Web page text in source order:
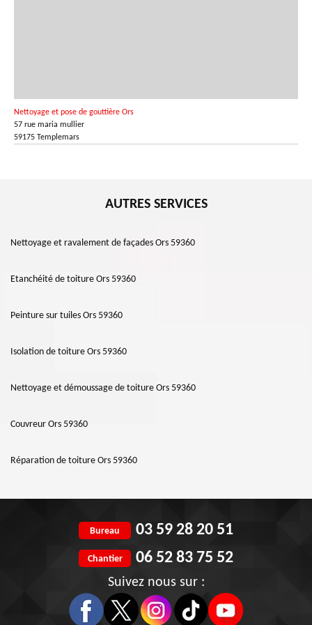
Nettoyage et pose de gouttière Ors
57 rue maria mullier
59175 Templemars
AUTRES SERVICES
Nettoyage et ravalement de façades Ors 59360
Etanchéité de toiture Ors 59360
Peinture sur tuiles Ors 59360
Isolation de toiture Ors 59360
Nettoyage et démoussage de toiture Ors 59360
Couvreur Ors 59360
Réparation de toiture Ors 59360
Bureau 03 59 28 20 51
Chantier 06 52 83 75 52
Suivez nous sur :